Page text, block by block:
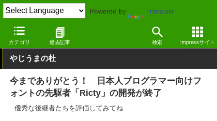
Powered by Translate
カテゴリ 過去記事 検索 Impressサイト
窓の杜 プログラミング Windows
やじうまの杜
今までありがとう！ 日本人プログラマー向けフ
ォントの先駆者「Ricty」の開発が終了
優秀な後継者たちを評価してみてね